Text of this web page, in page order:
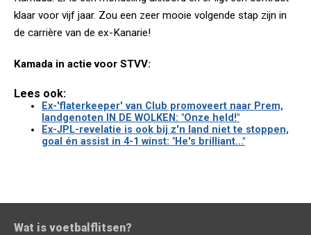
klaar voor vijf jaar. Zou een zeer mooie volgende stap zijn in
de carrière van de ex-Kanarie!
Kamada in actie voor STVV:
Lees ook:
Ex-'flaterkeeper' van Club promoveert naar Prem,
landgenoten IN DE WOLKEN: "Onze held!"
Ex-JPL-revelatie is ook bij z'n land niet te stoppen,
goal én assist in 4-1 winst: "He's brilliant..."
Wat is voetbalflitsen?